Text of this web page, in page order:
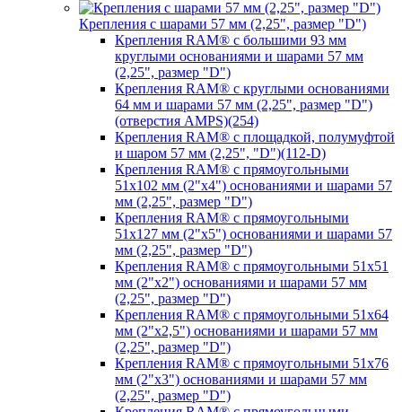
Крепления с шарами 57 мм (2,25", размер "D")
Крепления RAM® с большими 93 мм
круглыми основаниями и шарами 57 мм
(2,25", размер "D")
Крепления RAM® с круглыми основаниями
64 мм и шарами 57 мм (2,25", размер "D")
(отверстия AMPS)(254)
Крепления RAM® с площадкой, полумуфтой
и шаром 57 мм (2,25", "D")(112-D)
Крепления RAM® с прямоугольными
51х102 мм (2"х4") основаниями и шарами 57
мм (2,25", размер "D")
Крепления RAM® с прямоугольными
51х127 мм (2"х5") основаниями и шарами 57
мм (2,25", размер "D")
Крепления RAM® с прямоугольными 51х51
мм (2"х2") основаниями и шарами 57 мм
(2,25", размер "D")
Крепления RAM® с прямоугольными 51х64
мм (2"х2,5") основаниями и шарами 57 мм
(2,25", размер "D")
Крепления RAM® с прямоугольными 51х76
мм (2"х3") основаниями и шарами 57 мм
(2,25", размер "D")